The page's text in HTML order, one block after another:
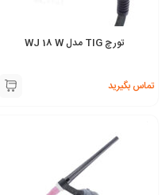
تورچ TIG مدل WJ 18 W
تماس بگیرید